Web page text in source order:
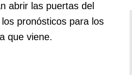
abrir las puertas del
pronósticos para los
que viene.